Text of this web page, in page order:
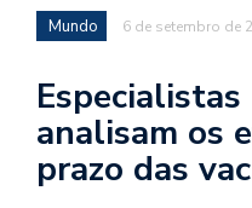
Mundo 6 de setembro de
analisam os
prazo das